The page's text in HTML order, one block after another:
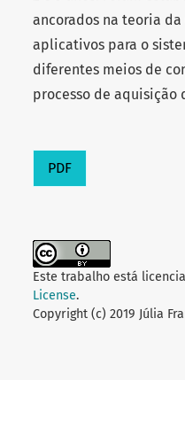
ancorados na teoria
aplicativos para o
diferentes meios de
processo de aquisição
PDF
Este trabalho está
License.
Copyright (c) 2019 Júlia